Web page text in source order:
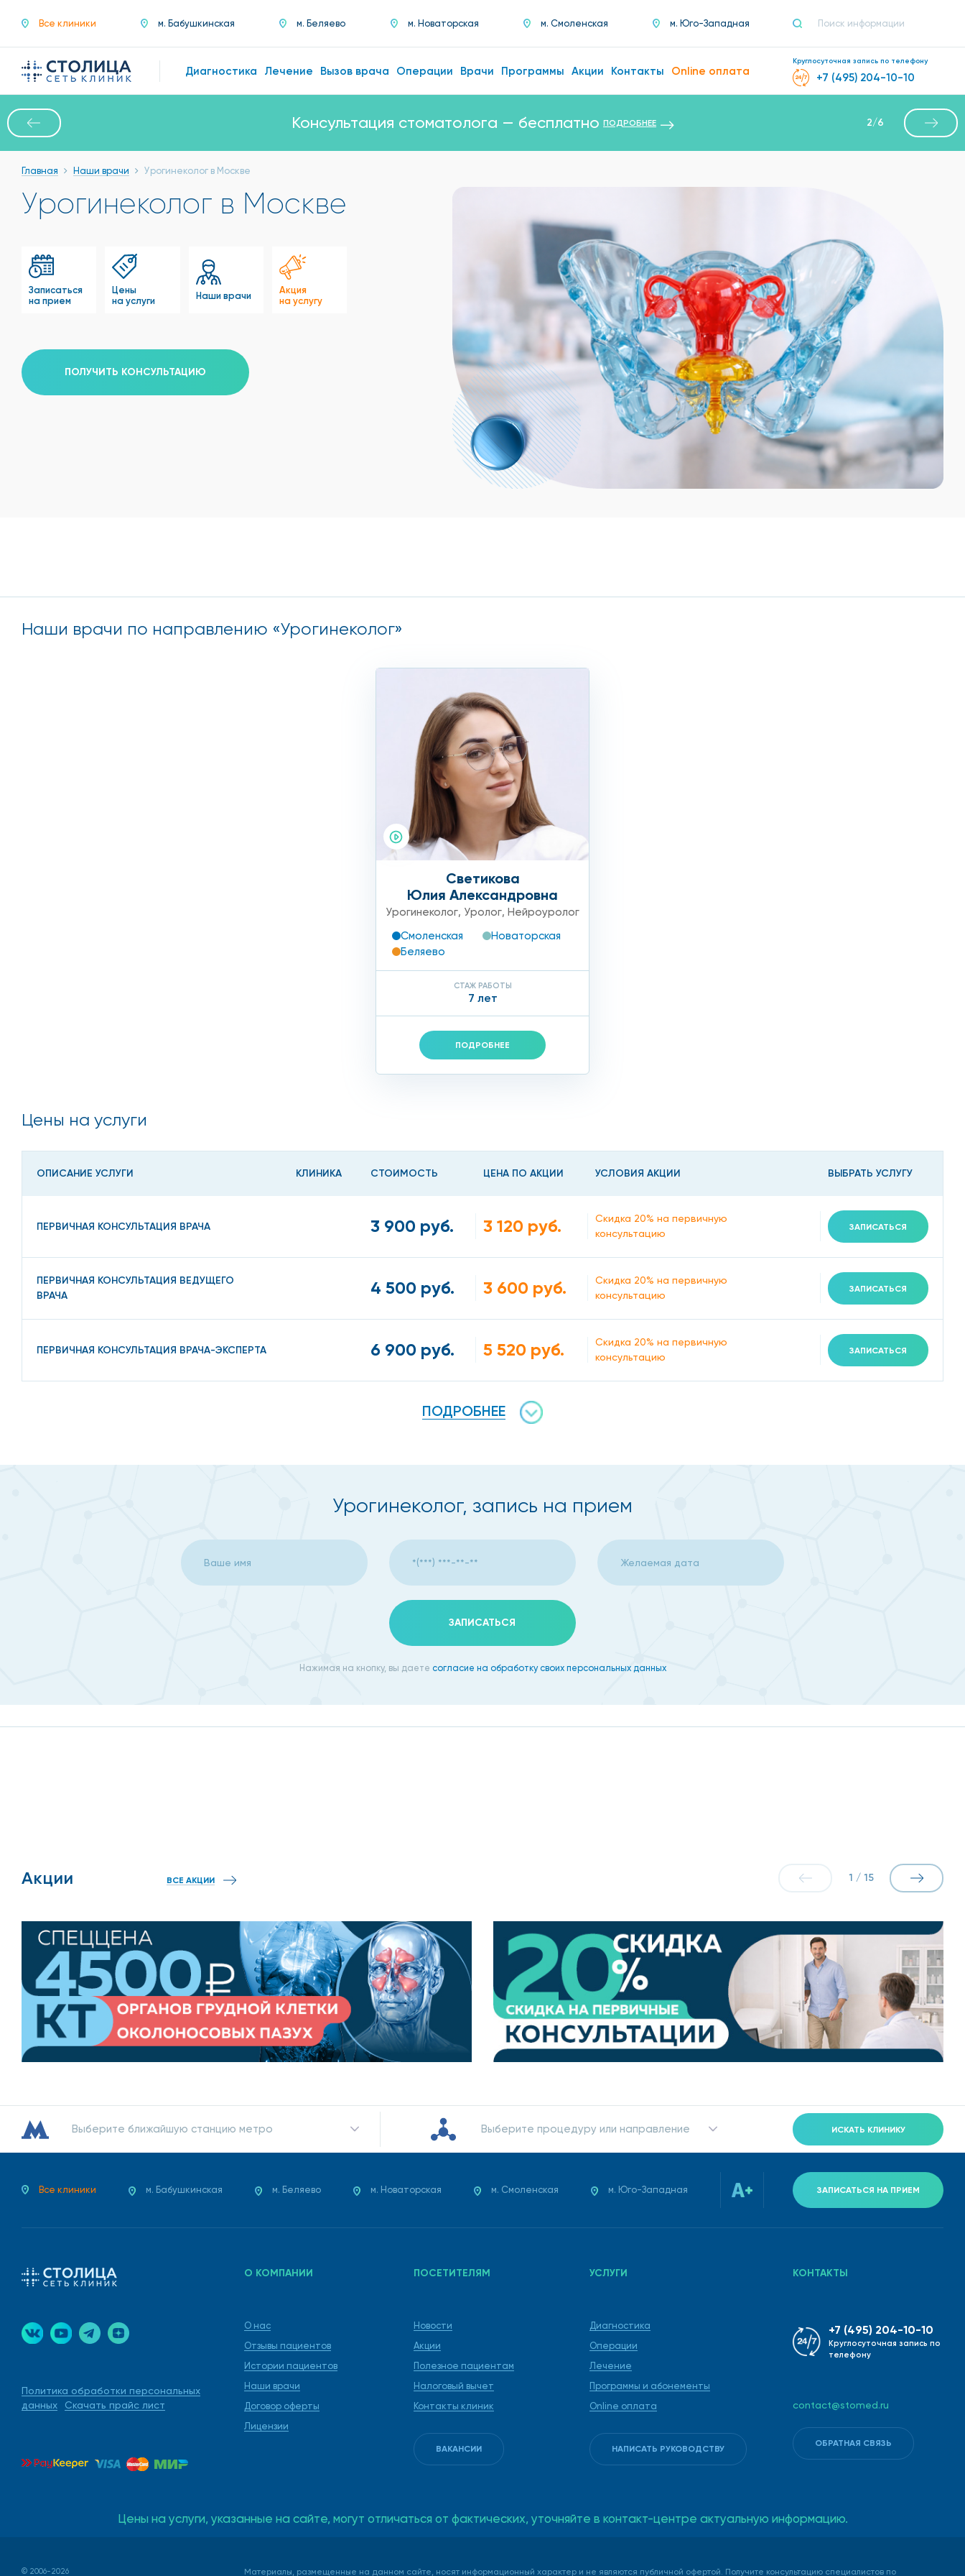
Все клиники м. Бабушкинская м. Беляево м. Новаторская м. Смоленская м. Юго-Западная
Диагностика Лечение Вызов врача Операции Врачи Программы Акции Контакты Online оплата
Круглосуточная запись по телефону
+7 (495) 204-10-10
Консультация стоматолога — бесплатно ПОДРОБНЕЕ 2/6
Главная Наши врачи Урогинеколог в Москве
Урогинеколог в Москве
Записаться
на прием
Цены
на услуги
Наши врачи
Акция
на услугу
ПОЛУЧИТЬ КОНСУЛЬТАЦИЮ
Наши врачи по направлению «Урогинеколог»
Светикова
Юлия Александровна
Урогинеколог, Уролог, Нейроуролог
Смоленская
Новаторская
Беляево
СТАЖ РАБОТЫ
7 лет
ПОДРОБНЕЕ
Цены на услуги
ОПИСАНИЕ УСЛУГИ КЛИНИКА СТОИМОСТЬ ЦЕНА ПО АКЦИИ УСЛОВИЯ АКЦИИ ВЫБРАТЬ УСЛУГУ
ПЕРВИЧНАЯ КОНСУЛЬТАЦИЯ ВРАЧА 3 900 руб. 3 120 руб.
Скидка 20% на первичную
консультацию
ЗАПИСАТЬСЯ
ПЕРВИЧНАЯ КОНСУЛЬТАЦИЯ ВЕДУЩЕГО
ВРАЧА
4 500 руб. 3 600 руб.
Скидка 20% на первичную
консультацию
ЗАПИСАТЬСЯ
ПЕРВИЧНАЯ КОНСУЛЬТАЦИЯ ВРАЧА-ЭКСПЕРТА 6 900 руб. 5 520 руб.
Скидка 20% на первичную
консультацию
ЗАПИСАТЬСЯ
ПОДРОБНЕЕ
Урогинеколог, запись на прием
ЗАПИСАТЬСЯ
Нажимая на кнопку, вы даете согласие на обработку своих персональных данных
Акции ВСЕ АКЦИИ 1 / 15
Выберите ближайшую станцию метро Выберите процедуру или направление ИСКАТЬ КЛИНИКУ
Все клиники м. Бабушкинская м. Беляево м. Новаторская м. Смоленская м. Юго-Западная ЗАПИСАТЬСЯ НА ПРИЕМ
Политика обработки персональных
данных
Скачать прайс лист
О КОМПАНИИ
О нас
Отзывы пациентов
Истории пациентов
Наши врачи
Договор оферты
Лицензии
ПОСЕТИТЕЛЯМ
Новости
Акции
Полезное пациентам
Налоговый вычет
Контакты клиник
ВАКАНСИИ
УСЛУГИ
Диагностика
Операции
Лечение
Программы и абонементы
Online оплата
НАПИСАТЬ РУКОВОДСТВУ
КОНТАКТЫ
+7 (495) 204-10-10
Круглосуточная запись по
телефону
contact@stomed.ru
ОБРАТНАЯ СВЯЗЬ
Цены на услуги, указанные на сайте, могут отличаться от фактических, уточняйте в контакт-центре актуальную информацию.
© 2006-2026 Материалы, размещенные на данном сайте, носят информационный характер и не являются публичной офертой. Получите консультацию специалистов по